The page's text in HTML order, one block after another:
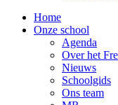
Home
Onze school
Agenda
Over het
Nieuws
Schoolgids
Ons team